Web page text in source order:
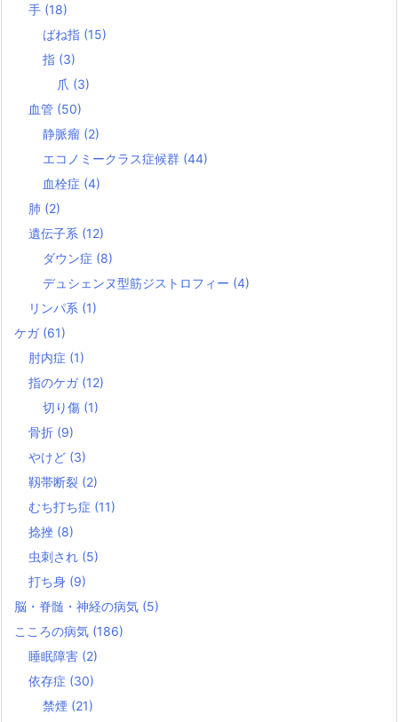
手 (18)
ばね指 (15)
指 (3)
爪 (3)
血管 (50)
静脈瘤 (2)
エコノミークラス症候群 (44)
血栓症 (4)
肺 (2)
遺伝子系 (12)
ダウン症 (8)
デュシェンヌ型筋ジストロフィー (4)
リンパ系 (1)
ケガ (61)
肘内症 (1)
指のケガ (12)
切り傷 (1)
骨折 (9)
やけど (3)
靱帯断裂 (2)
むち打ち症 (11)
捻挫 (8)
虫刺され (5)
打ち身 (9)
脳・脊髄・神経の病気 (5)
こころの病気 (186)
睡眠障害 (2)
依存症 (30)
禁煙 (21)